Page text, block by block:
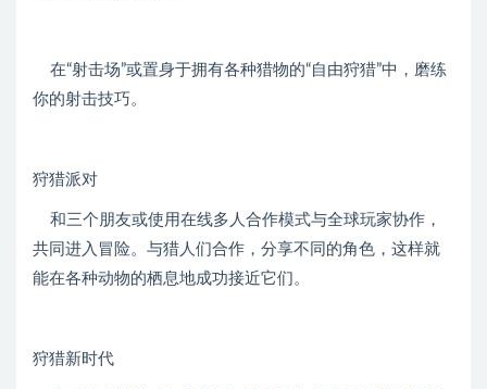
在“射击场”或置身于拥有各种猎物的“自由狩猎”中，磨练
你的射击技巧。
狩猎派对
和三个朋友或使用在线多人合作模式与全球玩家协作，
共同进入冒险。与猎人们合作，分享不同的角色，这样就
能在各种动物的栖息地成功接近它们。
狩猎新时代